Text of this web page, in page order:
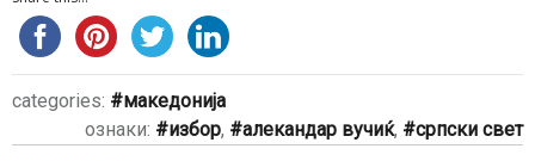
categories:
македонија
ознаки:
избор, алекандар вучиќ, српски свет